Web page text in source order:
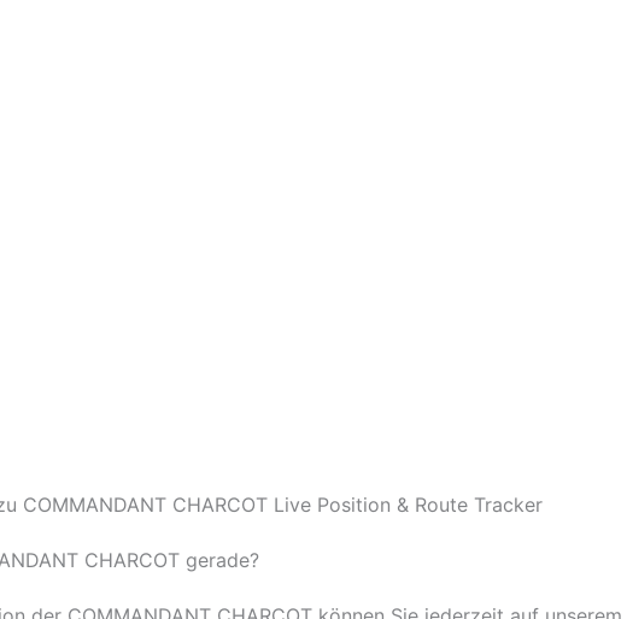
COMMANDANT CHARCOT Live Position & Route Tracker
CHARCOT gerade?